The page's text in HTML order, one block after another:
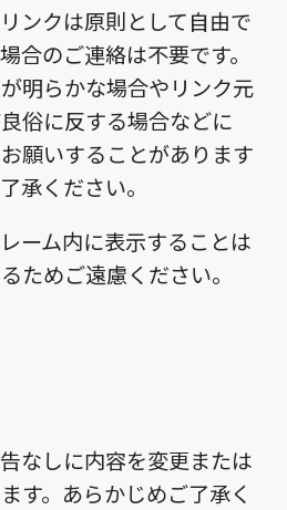
ンクは原則として自由で
合のご連絡は不要です。
明らかな場合やリンク元
俗に反する場合などに
願いすることがあります
承ください。
ーム内に表示することは
ためご遠慮ください。
なしに内容を変更または
す。あらかじめご了承く